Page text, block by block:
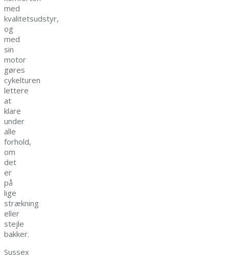
med
kvalitetsudstyr,
og
med
sin
motor
gøres
cykelturen
lettere
at
klare
under
alle
forhold,
om
det
er
på
lige
strækning
eller
stejle
bakker.
Sussex